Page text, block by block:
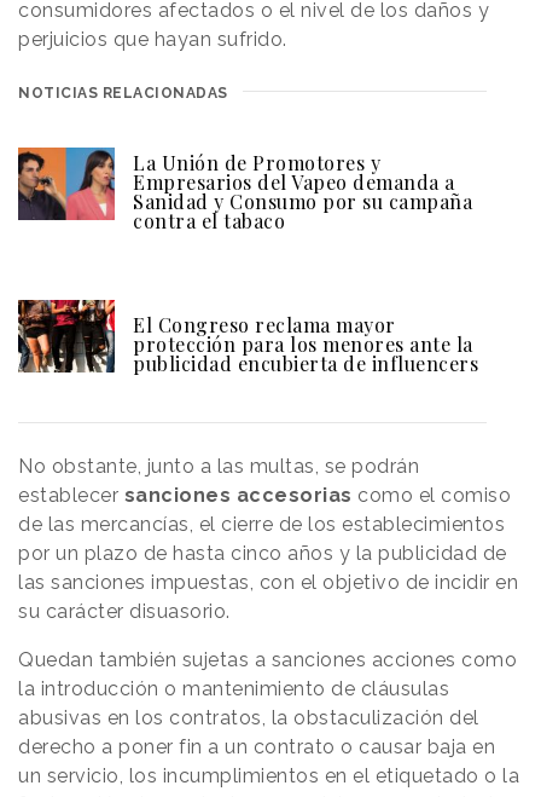
consumidores afectados o el nivel de los daños y
perjuicios que hayan sufrido.
NOTICIAS RELACIONADAS
La Unión de Promotores y
Empresarios del Vapeo demanda a
Sanidad y Consumo por su campaña
contra el tabaco
El Congreso reclama mayor
protección para los menores ante la
publicidad encubierta de influencers
No obstante, junto a las multas, se podrán
establecer sanciones accesorias como el comiso
de las mercancías, el cierre de los establecimientos
por un plazo de hasta cinco años y la publicidad de
las sanciones impuestas, con el objetivo de incidir en
su carácter disuasorio.
Quedan también sujetas a sanciones acciones como
la introducción o mantenimiento de cláusulas
abusivas en los contratos, la obstaculización del
derecho a poner fin a un contrato o causar baja en
un servicio, los incumplimientos en el etiquetado o la